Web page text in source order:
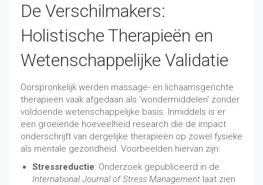
De Verschilmakers:
Holistische Therapieën en
Wetenschappelijke Validatie
Oorspronkelijk werden massage- en lichaamsgerichte
therapieën vaak afgedaan als 'wondermiddelen' zonder
voldoende wetenschappelijke basis. Inmiddels is er
een groeiende hoeveelheid research die de impact
onderschrijft van dergelijke therapieën op zowel fysieke
als mentale gezondheid. Voorbeelden hiervan zijn:
Stressreductie: Onderzoek gepubliceerd in de
International Journal of Stress Management laat zien